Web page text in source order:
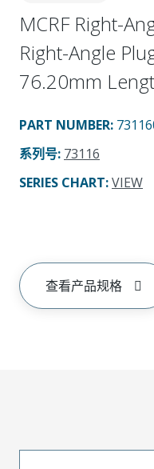
MCRF Right-
Right-Angle
76.20mm
PART NUMBER:
系列号: 73116
SERIES CHART:VIEW
查看产品规格